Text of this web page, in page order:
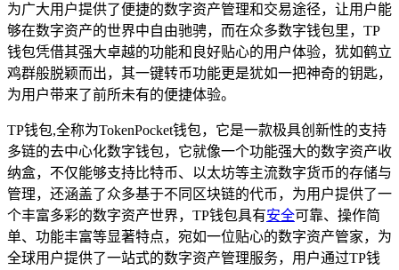
为广大用户提供了便捷的数字资产管理和交易途径，让用户能
够在数字资产的世界中自由驰骋，而在众多数字钱包里，TP
钱包凭借其强大卓越的功能和良好贴心的用户体验，犹如鹤立
鸡群般脱颖而出，其一键转币功能更是犹如一把神奇的钥匙，
为用户带来了前所未有的便捷体验。
TP钱包,全称为TokenPocket钱包，它是一款极具创新性的支持
多链的去中心化数字钱包，它就像一个功能强大的数字资产收
纳盒，不仅能够支持比特币、以太坊等主流数字货币的存储与
管理，还涵盖了众多基于不同区块链的代币，为用户提供了一
个丰富多彩的数字资产世界，TP钱包具有安全可靠、操作简
单、功能丰富等显著特点，宛如一位贴心的数字资产管家，为
全球用户提供了一站式的数字资产管理服务，用户通过TP钱